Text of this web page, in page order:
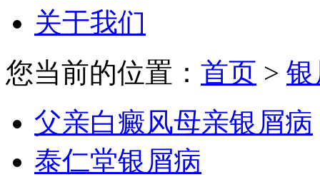
关于我们
您当前的位置： 首页 >
父亲白癜风母亲银屑病
泰仁堂银屑病